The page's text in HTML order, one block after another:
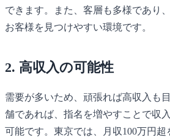
できます。また、客層も多様であり
お客様を見つけやすい環境です。
2. 高収入の可能性
需要が多いため、頑張れば高収入も
舗であれば、指名を増やすことで収
可能です。東京では、月収100万円